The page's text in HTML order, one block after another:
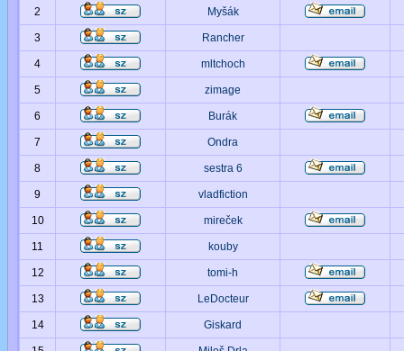
2 Myšák
3 Rancher
4 mltchoch
5 zimage
6 Burák
7 Ondra
8 sestra 6
9 vladfiction
10 mireček
11 kouby
12 tomi-h
13 LeDocteur
14 Giskard